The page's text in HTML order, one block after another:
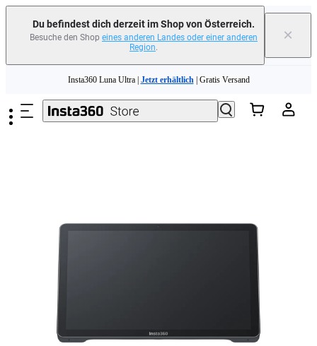
Du befindest dich derzeit im Shop von Österreich.
Besuche den Shop eines anderen Landes oder einer anderen
Region.
×
Insta360 Luna Ultra | Jetzt erhältlich| Gratis Versand
Tausche dein altes Gerät ein und erhalte Geld für deinen Neukauf.｜Mehr